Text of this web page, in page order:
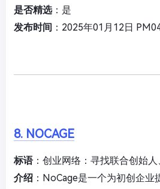
是否精选：是
发布时间 ：2025年01月12日
8. NOCAGE
标语：创业网络：寻找联合创始人
介绍 ：NoCage是一个为初创企